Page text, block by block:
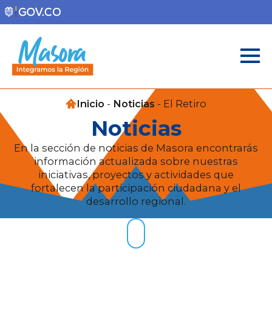
Inicio - Noticias - El Retiro
Noticias
En la sección de noticias de Masora encontrarás
información actualizada sobre nuestras
iniciativas, proyectos y actividades que
fortalecen la participación ciudadana y el
desarrollo regional.